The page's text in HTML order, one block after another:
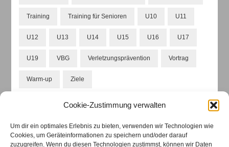
Cookie-Zustimmung verwalten
Um dir ein optimales Erlebnis zu bieten, verwenden wir Technologien wie
Cookies, um Geräteinformationen zu speichern und/oder darauf
zuzugreifen. Wenn du diesen Technologien zustimmst, können wir Daten
Training Training für Senioren U10 U11
U12 U13 U14 U15 U16 U17
U19 VBG Verletzungsprävention Vortrag
Warm-up Ziele
ARCHIVIERTE BEITRÄGE